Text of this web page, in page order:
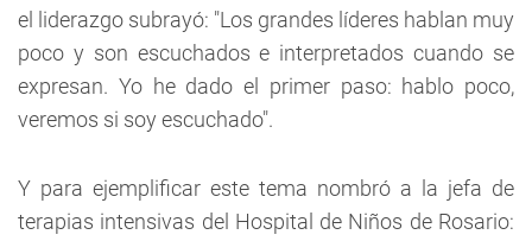
el liderazgo subrayó: "Los grandes líderes hablan muy
poco y son escuchados e interpretados cuando se
expresan. Yo he dado el primer paso: hablo poco,
veremos si soy escuchado".
Y para ejemplificar este tema nombró a la jefa de
terapias intensivas del Hospital de Niños de Rosario: